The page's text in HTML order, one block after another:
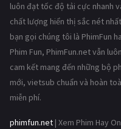
luôn đạt tốc độ tải cực nhanh
chất lượng hiển thị sắc nét
bạn gọi chúng tôi là PhimFun
Phim Fun, PhimFun.net vẫn luôn
cam kết mang đến những bộ
mới, vietsub chuẩn và hoàn
miễn phí.
phimfun.net | Xem Phim Hay